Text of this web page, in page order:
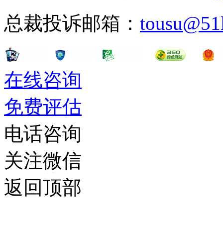
总裁投诉邮箱：
在线咨询
免费评估
电话咨询
关注微信
返回顶部